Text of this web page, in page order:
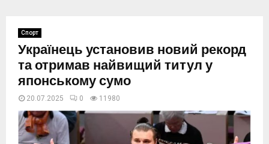
Спорт
Українець установив новий рекорд
та отримав найвищий титул у
японському сумо
20.07.2025 0 11980